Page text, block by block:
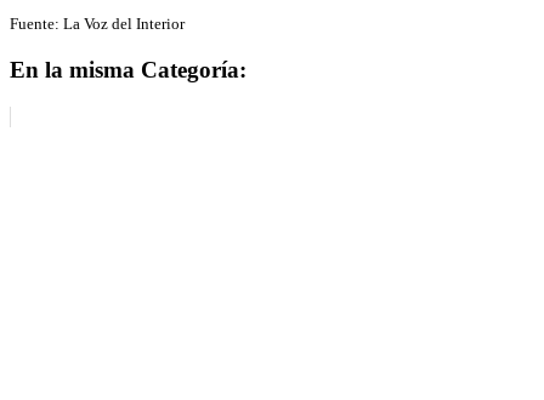
Fuente: La Voz del Interior
En la misma Categoría: